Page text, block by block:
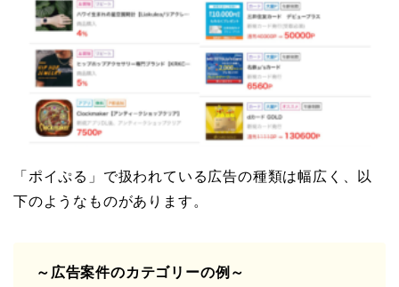
「ポイぷる」で扱われている広告の種類は幅広く、以
下のようなものがあります。
～広告案件のカテゴリーの例～